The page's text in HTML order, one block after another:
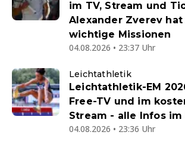
im TV, Stream und
Alexander Zverev
wichtige Missionen
04.08.2026 • 23:37 Uhr
Leichtathletik
Leichtathletik-EM
Free-TV und im
Stream - alle Infos
04.08.2026 • 23:36 Uhr